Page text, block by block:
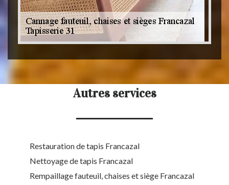
Autres services
Restauration de tapis Francazal
Nettoyage de tapis Francazal
Rempaillage fauteuil, chaises et siège Francazal